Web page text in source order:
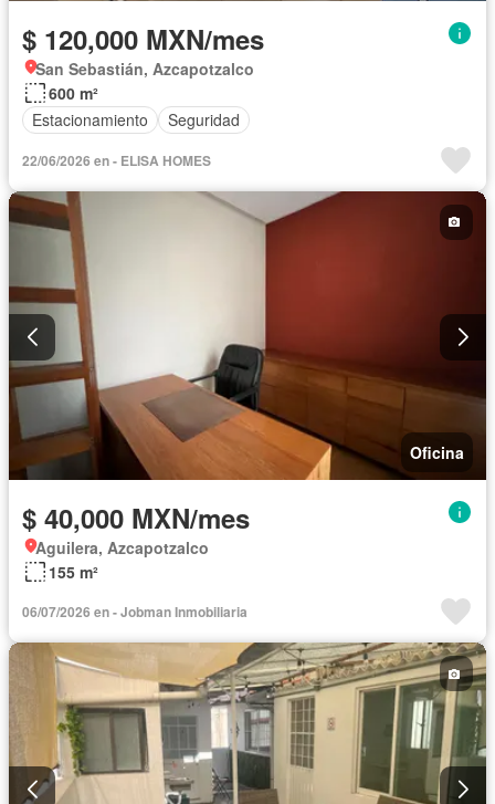
$ 120,000 MXN/mes
San Sebastián, Azcapotzalco
600 m²
Estacionamiento
Seguridad
22/06/2026 en - ELISA HOMES
Oficina
$ 40,000 MXN/mes
Aguilera, Azcapotzalco
155 m²
06/07/2026 en - Jobman Inmobiliaria